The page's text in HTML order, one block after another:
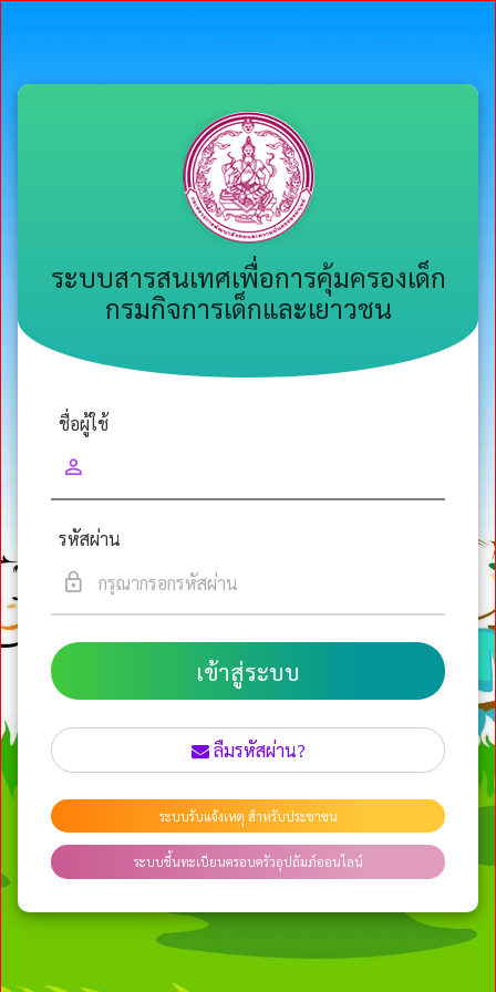
ระบบสารสนเทศเพื่อการคุ้มครองเด็ก
กรมกิจการเด็กและเยาวชน
ชื่อผู้ใช้
รหัสผ่าน
เข้าสู่ระบบ
ลืมรหัสผ่าน?
ระบบรับแจ้งเหตุ สำหรับประชาชน
ระบบขึ้นทะเบียนครอบครัวอุปถัมภ์ออนไลน์